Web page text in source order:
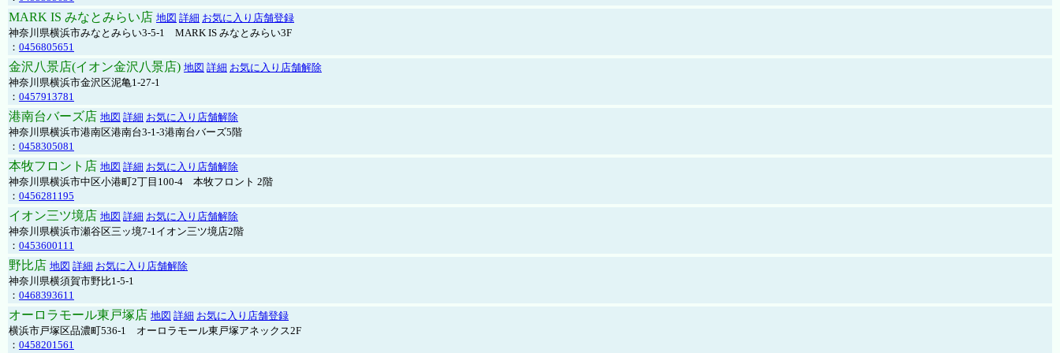
MARK IS みなとみらい店 地図 詳細 お気に入り店舗登録
神奈川県横浜市みなとみらい3-5-1 MARK IS みなとみらい3F
： 0456805651
金沢八景店(イオン金沢八景店) 地図 詳細 お気に入り店舗解除
神奈川県横浜市金沢区泥亀1-27-1
： 0457913781
港南台バーズ店 地図 詳細 お気に入り店舗解除
神奈川県横浜市港南区港南台3-1-3港南台バーズ5階
： 0458305081
本牧フロント店 地図 詳細 お気に入り店舗解除
神奈川県横浜市中区小港町2丁目100-4 本牧フロント 2階
： 0456281195
イオン三ツ境店 地図 詳細 お気に入り店舗解除
神奈川県横浜市瀬谷区三ッ境7-1イオン三ツ境店2階
： 0453600111
野比店 地図 詳細 お気に入り店舗解除
神奈川県横須賀市野比1-5-1
： 0468393611
オーロラモール東戸塚店 地図 詳細 お気に入り店舗登録
横浜市戸塚区品濃町536-1 オーロラモール東戸塚アネックス2F
： 0458201561